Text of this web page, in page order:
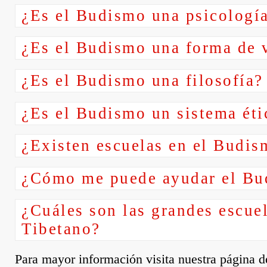
¿Es el Budismo una
¿Es el Budismo una forma de
¿Es el Budismo una filosofía?
¿Es el Budismo un sistema
¿Existen escuelas en el
¿Cómo me puede ayudar el
¿Cuáles son las grandes
Tibetano?
Para mayor información visita nuestra página